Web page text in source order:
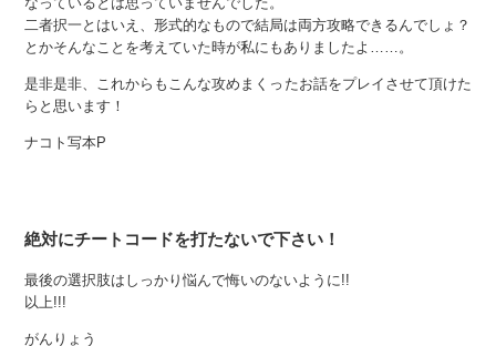
二者択一とはいえ、形式的なもので結局は両方攻略できるんでしょ？
とかそんなことを考えていた時が私にもありましたよ……。
是非是非、これからもこんな攻めまくったお話をプレイさせて頂けた
らと思います！
ナコト写本P
絶対にチートコードを打たないで下さい！
最後の選択肢はしっかり悩んで悔いのないように!!
以上!!!
がんりょう